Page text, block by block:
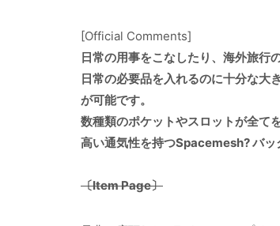
[Official Comments]
日常の用事をこなしたり、海外旅行
日常の必要品を入れるのに十分な大
が可能です。
数種類のポケットやスロットが全てを
高い通気性を持つSpacemesh? バッ
〔Item Page〕